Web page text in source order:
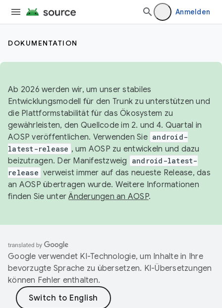
Anmelden
DOKUMENTATION
Ab 2026 werden wir, um unser stabiles
Entwicklungsmodell für den Trunk zu unterstützen und
die Plattformstabilität für das Ökosystem zu
gewährleisten, den Quellcode im 2. und 4. Quartal in
AOSP veröffentlichen. Verwenden Sie android-
latest-release , um AOSP zu entwickeln und dazu
beizutragen. Der Manifestzweig
android-latest-
release verweist immer auf das neueste Release, das
an AOSP übertragen wurde. Weitere Informationen
finden Sie unterÄnderungen an AOSP.
Google verwendet KI-Technologie, um Inhalte in Ihre
bevorzugte Sprache zu übersetzen. KI-Übersetzungen
können Fehler enthalten.